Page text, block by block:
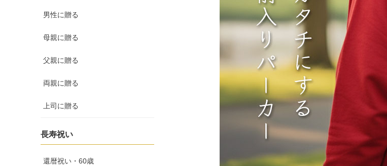
男性に贈る
母親に贈る
父親に贈る
両親に贈る
上司に贈る
長寿祝い
還暦祝い・60歳